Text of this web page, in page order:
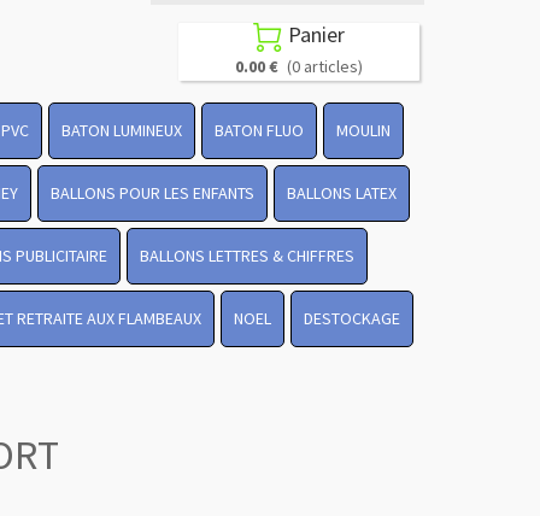
Revenir en
haut
 Panier
0.00 € (0 articles)
BATON LUMINEUX BATON FLUO MOULIN
BALLONS POUR LES ENFANTS BALLONS LATEX
PUBLICITAIRE BALLONS LETTRES & CHIFFRES
RETRAITE AUX FLAMBEAUX NOEL DESTOCKAGE